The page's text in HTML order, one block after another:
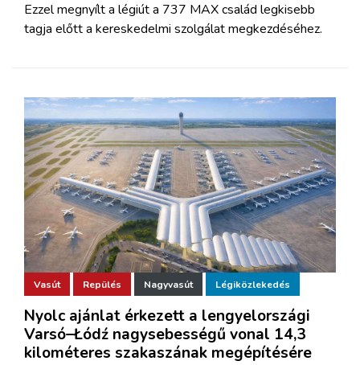
Ezzel megnyílt a légiút a 737 MAX család legkisebb
tagja előtt a kereskedelmi szolgálat megkezdéséhez.
Vasút Repülés Nagyvasút Légiközlekedés
Nyolc ajánlat érkezett a lengyelországi
Varsó–Łódź nagysebességű vonal 14,3
kilométeres szakaszának megépítésére